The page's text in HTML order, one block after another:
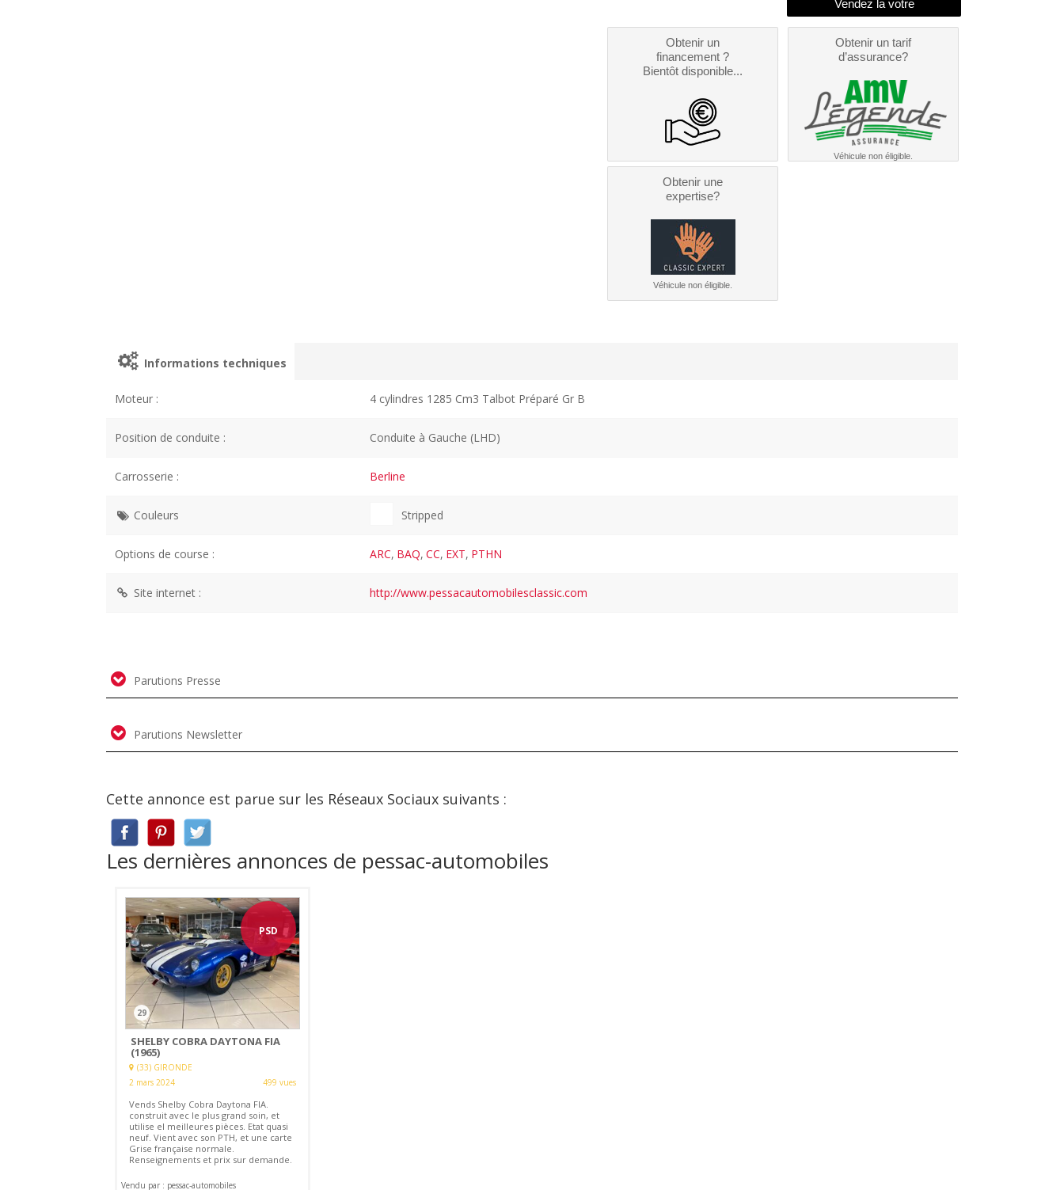
Obtenir un
financement ?
Bientôt disponible...
Obtenir un tarif
d’assurance?
Véhicule non éligible.
Obtenir une
expertise?
Véhicule non éligible.
Informations techniques
Moteur : 4 cylindres 1285 Cm3 Talbot Préparé Gr B
Position de conduite : Conduite à Gauche (LHD)
Carrosserie : Berline
Couleurs Stripped
Options de course : ARC, BAQ, CC, EXT, PTHN
Site internet : http://www.pessacautomobilesclassic.com
Parutions Presse
Parutions Newsletter
Cette annonce est parue sur les Réseaux Sociaux suivants :
Les dernières annonces de pessac-automobiles
PSD
29
SHELBY COBRA DAYTONA FIA
(1965)
(33) GIRONDE
2 mars 2024
499 vues
Vends Shelby Cobra Daytona FIA.
construit avec le plus grand soin, et
utilise el meilleures pièces. Etat quasi
neuf. Vient avec son PTH, et une carte
Grise française normale.
Renseignements et prix sur demande.
Vendu par : pessac-automobiles